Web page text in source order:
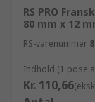
RS PRO
80 mm x 12
RS-varenummer
Indhold (1 pose
Kr. 110,66